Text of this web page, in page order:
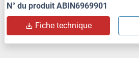
N° du produit ABIN6969901
Fiche technique